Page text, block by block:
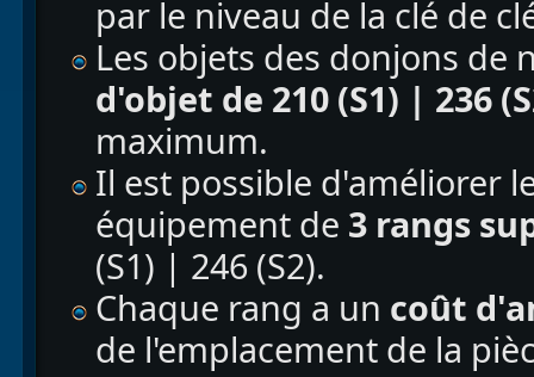
par le niveau de la clé de
Les objets des donjons de
d'objet de 210 (S1) | 236
maximum.
Il est possible d'améliorer
équipement de 3 rangs
(S1) | 246 (S2).
Chaque rang a un coût
de l'emplacement de la